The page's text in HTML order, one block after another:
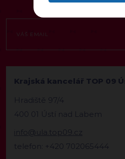
Krajská kancelář TOP 09
Hradiště 97/4
400 01 Ústí nad Labem
info@ula.top09.cz
telefon: +420 702065444